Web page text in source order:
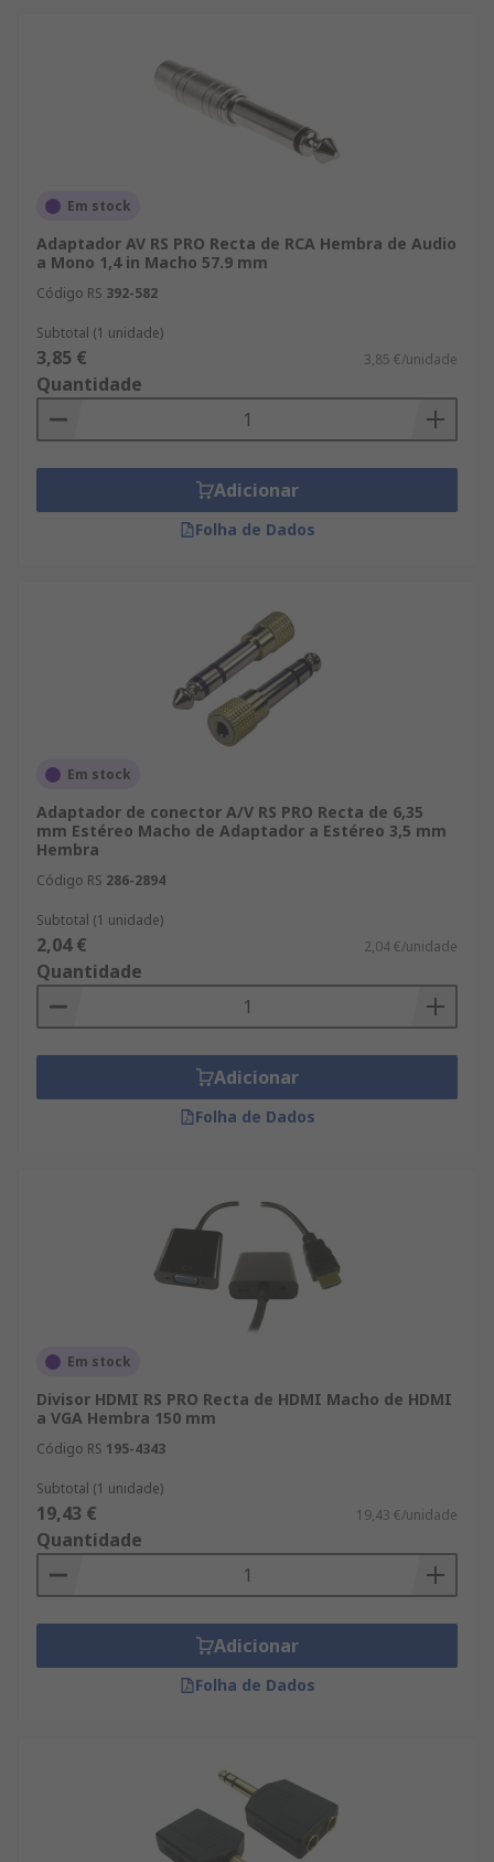
Em stock
Adaptador AV RS PRO Recta de RCA Hembra de Audio
a Mono 1,4 in Macho 57.9 mm
Código RS 392-582
Subtotal (1 unidade)
3,85 € 3,85 €/unidade
Quantidade
Adicionar
Folha de Dados
Em stock
Adaptador de conector A/V RS PRO Recta de 6,35
mm Estéreo Macho de Adaptador a Estéreo 3,5 mm
Hembra
Código RS 286-2894
Subtotal (1 unidade)
2,04 € 2,04 €/unidade
Quantidade
Adicionar
Folha de Dados
Em stock
Divisor HDMI RS PRO Recta de HDMI Macho de HDMI
a VGA Hembra 150 mm
Código RS 195-4343
Subtotal (1 unidade)
19,43 € 19,43 €/unidade
Quantidade
Adicionar
Folha de Dados